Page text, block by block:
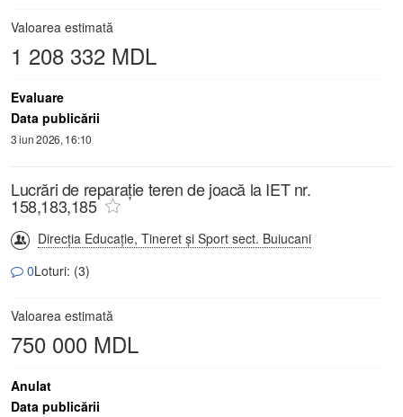
Valoarea estimată
1 208 332 MDL
Evaluare
Data publicării
3 iun 2026, 16:10
Lucrări de reparație teren de joacă la IET nr.
158,183,185
Direcţia Educaţie, Tineret şi Sport sect. Buiucani
0Loturi: (3)
Valoarea estimată
750 000 MDL
Anulat
Data publicării